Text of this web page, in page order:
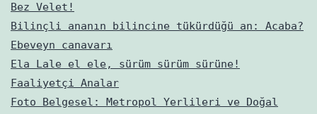
Bez Velet!
Bilinçli ananın bilincine tükürdüğü an: Acaba?
Ebeveyn canavarı
Ela Lale el ele, sürüm sürüm sürüne!
Faaliyetçi Analar
Foto Belgesel: Metropol Yerlileri ve Doğal